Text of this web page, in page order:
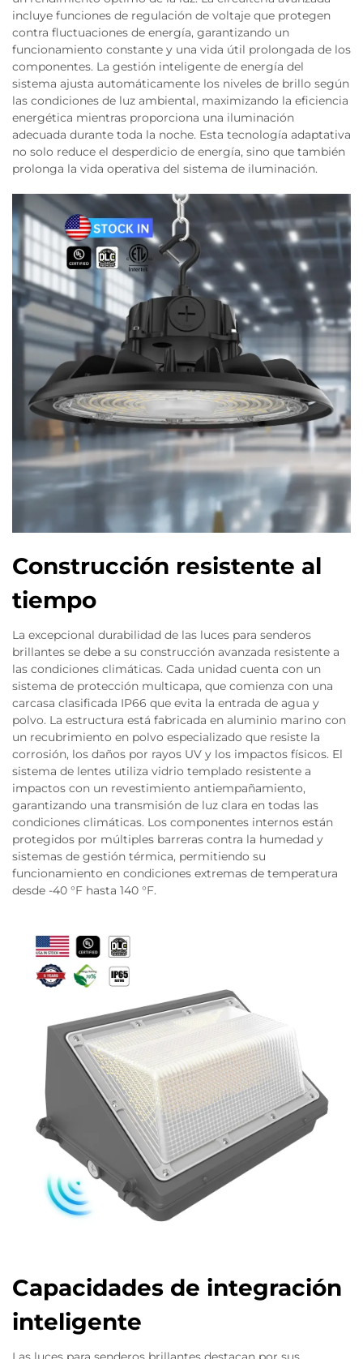
incluye funciones de regulación de voltaje que protegen
contra fluctuaciones de energía, garantizando un
funcionamiento constante y una vida útil prolongada de los
componentes. La gestión inteligente de energía del
sistema ajusta automáticamente los niveles de brillo según
las condiciones de luz ambiental, maximizando la eficiencia
energética mientras proporciona una iluminación
adecuada durante toda la noche. Esta tecnología adaptativa
no solo reduce el desperdicio de energía, sino que también
prolonga la vida operativa del sistema de iluminación.
Construcción resistente al
tiempo
La excepcional durabilidad de las luces para senderos
brillantes se debe a su construcción avanzada resistente a
las condiciones climáticas. Cada unidad cuenta con un
sistema de protección multicapa, que comienza con una
carcasa clasificada IP66 que evita la entrada de agua y
polvo. La estructura está fabricada en aluminio marino con
un recubrimiento en polvo especializado que resiste la
corrosión, los daños por rayos UV y los impactos físicos. El
sistema de lentes utiliza vidrio templado resistente a
impactos con un revestimiento antiempañamiento,
garantizando una transmisión de luz clara en todas las
condiciones climáticas. Los componentes internos están
protegidos por múltiples barreras contra la humedad y
sistemas de gestión térmica, permitiendo su
funcionamiento en condiciones extremas de temperatura
desde -40 °F hasta 140 °F.
Capacidades de integración
inteligente